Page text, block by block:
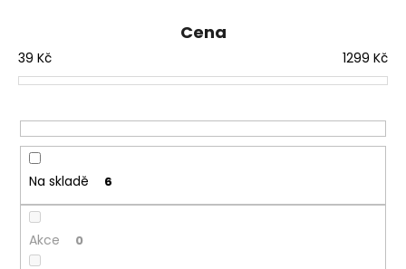
í
p
o
d
u
k
ů
Cena
39 Kč 1299 Kč
Na skladě 6
Akce 0
HLEDAT
D
o
p
o
u